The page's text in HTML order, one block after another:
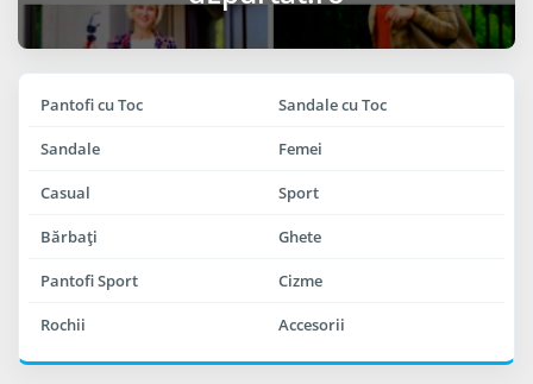
Pantofi cu Toc Sandale cu Toc
Sandale Femei
Casual Sport
Bărbaţi Ghete
Pantofi Sport Cizme
Rochii Accesorii